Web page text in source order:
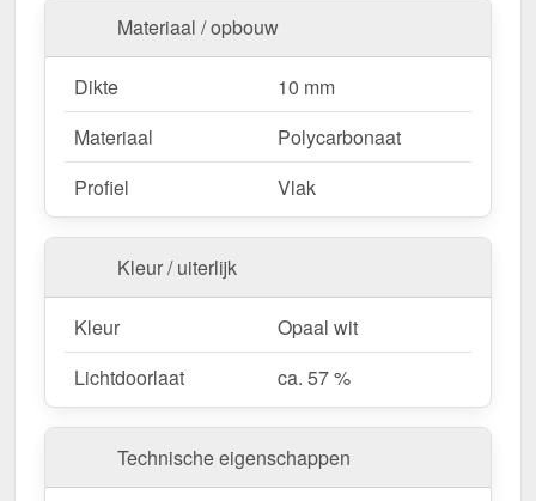
Materiaal / opbouw
Dikte
10 mm
Materiaal
Polycarbonaat
Profiel
Vlak
Kleur / uiterlijk
Kleur
Opaal wit
Lichtdoorlaat
ca. 57 %
Technische eigenschappen